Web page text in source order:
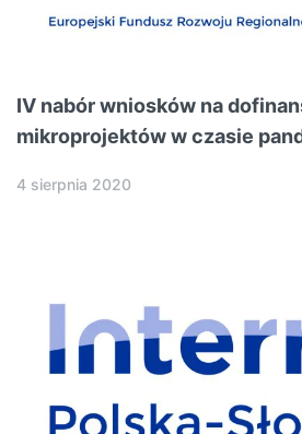
IV nabór wniosków na
mikroprojektów w czasie
4 sierpnia 2020